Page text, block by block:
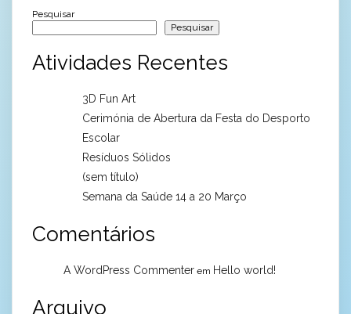
Pesquisar
Pesquisar
Atividades Recentes
3D Fun Art
Cerimónia de Abertura da Festa do Desporto
Escolar
Resíduos Sólidos
(sem título)
Semana da Saúde 14 a 20 Março
Comentários
A WordPress Commenter em Hello world!
Arquivo